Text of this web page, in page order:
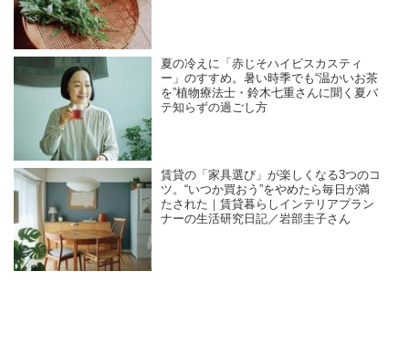
夏の冷えに「赤じそハイビスカスティ
ー」のすすめ。暑い時季でも“温かいお茶
を”植物療法士・鈴木七重さんに聞く夏バ
テ知らずの過ごし方
賃貸の「家具選び」が楽しくなる3つのコ
ツ。“いつか買おう”をやめたら毎日が満
たされた｜賃貸暮らしインテリアプラン
ナーの生活研究日記／岩部圭子さん